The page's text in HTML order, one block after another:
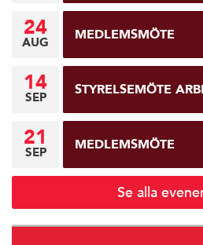
24
AUG MEDLEMSMÖTE
14
SEP STYRELSEMÖTE
21
SEP MEDLEMSMÖTE
Se alla